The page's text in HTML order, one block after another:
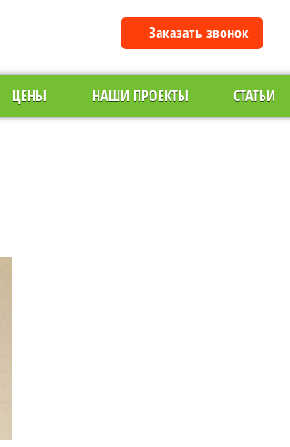
Заказать звонок
ЦЕНЫ НАШИ ПРОЕКТЫ СТАТЬИ